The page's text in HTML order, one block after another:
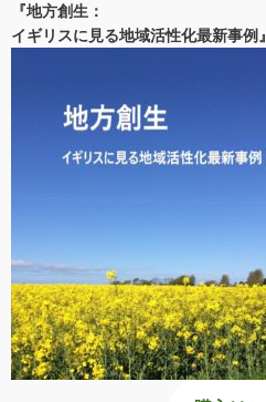
『地方創生：
イギリスに見る地域活性化最新事例』